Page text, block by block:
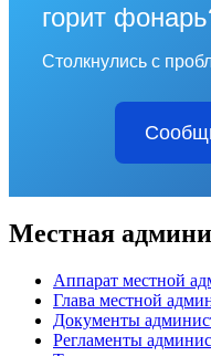
горит
Столкнулись с
Местная
Аппарат местной
Глава местной
Документы
Регламенты